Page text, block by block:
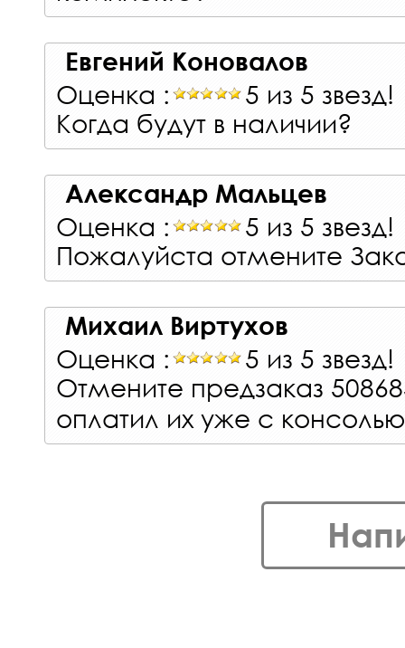
Евгений Коновалов
Оценка :
5 из 5 звезд!
Когда будут в наличии?
Александр Мальцев
Оценка :
5 из 5 звезд!
Пожалуйста отмените
Михаил Виртухов
Оценка :
5 из 5 звезд!
Отмените предзаказ
оплатил их уже с